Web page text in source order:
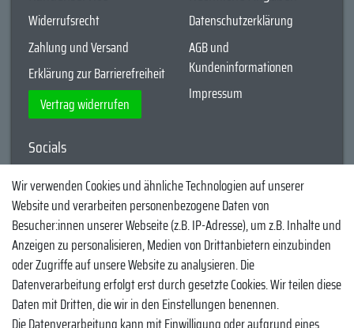
Widerrufsrecht
Zahlung und Versand
Erklärung zur Barrierefreiheit
Vertrag widerrufen
Datenschutzerklärung
AGB und
Kundeninformationen
Impressum
Socials
YouTube
Facebook
Instagram
TikTok
Zahlungsmethoden
Wir verwenden Cookies und ähnliche Technologien auf unserer
Website und verarbeiten personenbezogene Daten von
Besucher:innen unserer Webseite (z.B. IP-Adresse), um z.B. Inhalte und
Anzeigen zu personalisieren, Medien von Drittanbietern einzubinden
oder Zugriffe auf unsere Website zu analysieren. Die
Datenverarbeitung erfolgt erst durch gesetzte Cookies. Wir teilen diese
Daten mit Dritten, die wir in den Einstellungen benennen.